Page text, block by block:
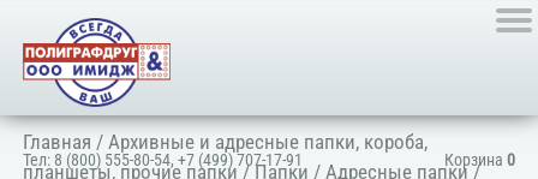
Корзина 0
Тел: 8 (800) 555-80-54,+7 (499) 707-17-91
Главная /Архивные и адресные папки, короба,
планшеты, прочие папки/Папки /Адресные папки/